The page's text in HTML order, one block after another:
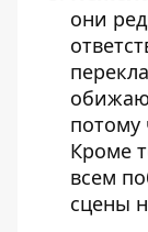
они
потому
Кроме
всем
сцены